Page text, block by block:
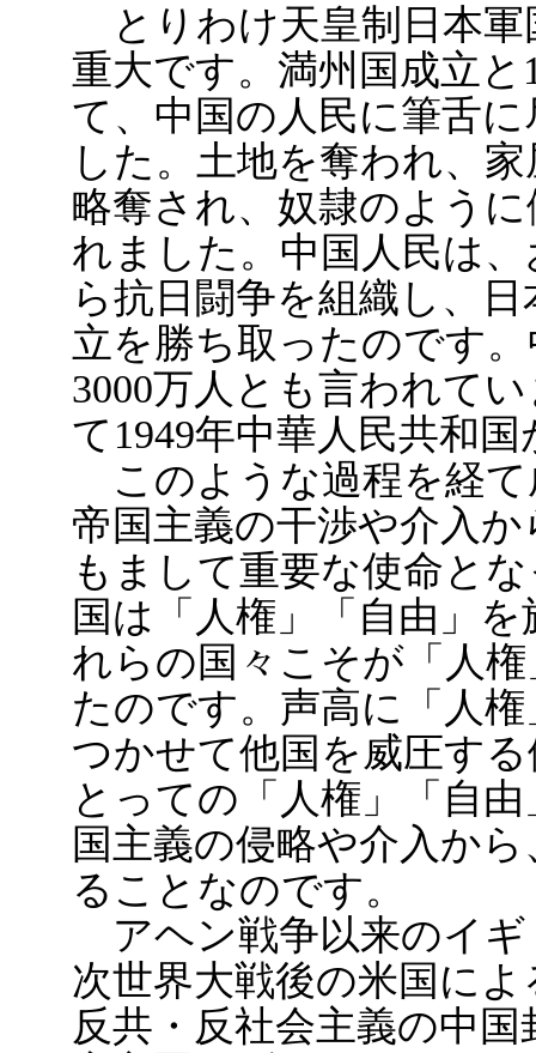
とりわけ天皇制日本軍
重大です。満州国成立
て、中国の人民に筆舌
した。土地を奪われ、
略奪され、奴隷のよう
れました。中国人民は
ら抗日闘争を組織し、
立を勝ち取ったのです
3000万人とも言われて
て1949年中華人民共和
このような過程を経て
帝国主義の干渉や介入
もまして重要な使命と
国は「人権」「自由」
れらの国々こそが「人
たのです。声高に「人
つかせて他国を威圧す
とっての「人権」「自
国主義の侵略や介入か
ることなのです。
アヘン戦争以来のイギ
次世界大戦後の米国に
反共・反社会主義の中